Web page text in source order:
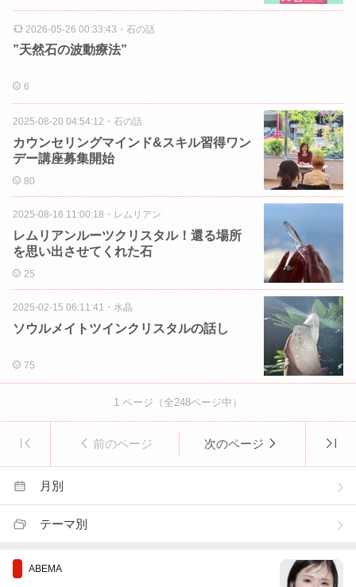
2026-05-26 00:33:43 ・ 石の話
”天然石の波動療法”
6
2025-08-20 04:54:12 ・ 石の話
カウンセリングマインド&スキル習得ワン
デー講座募集開始
80
2025-08-16 11:00:18 ・ レムリアン
レムリアンルーツクリスタル！還る場所
を思い出させてくれた石
25
2025-02-15 06:11:41 ・ 水晶
ソウルメイトツインクリスタルの話し
75
1 ページ（全248ページ中）
前のページ 次のページ
月別
テーマ別
ABEMA